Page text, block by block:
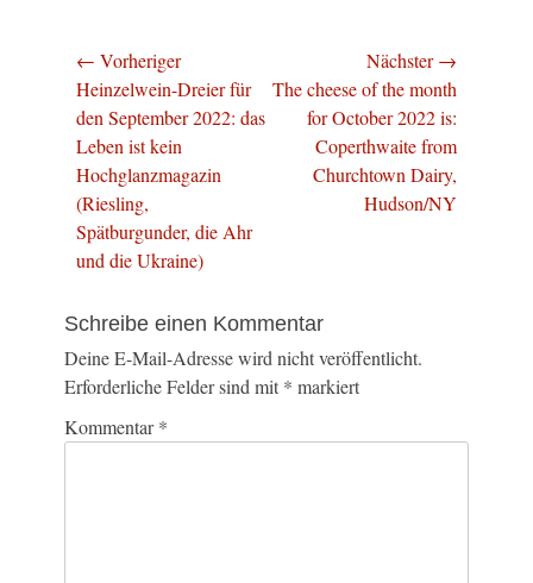
Beitragsnavigation
← Vorheriger
Vorheriger
Beitrag:
Heinzelwein-Dreier für
den September 2022: das
Leben ist kein
Hochglanzmagazin
(Riesling,
Spätburgunder, die Ahr
und die Ukraine)
Nächster →
Nächster
Beitrag:
The cheese of the month
for October 2022 is:
Coperthwaite from
Churchtown Dairy,
Hudson/NY
Schreibe einen Kommentar
Deine E-Mail-Adresse wird nicht veröffentlicht.
Erforderliche Felder sind mit * markiert
Kommentar*